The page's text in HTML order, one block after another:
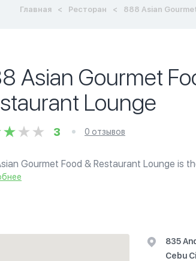
Главная Ресторан 888 Asian
Asian Gourmet
Lounge
3 0 отзывов
Gourmet Food & Restaurant Lounge is
Restaurant in Visayas Region, Philippines.
835
Cebu